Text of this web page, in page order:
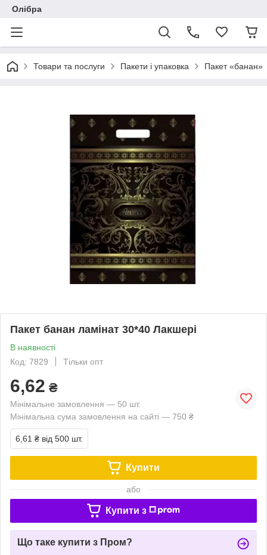
Олібра
Товари та послуги Пакети і упаковка Пакет «банан»
Пакет банан ламінат 30*40 Лакшері
В наявності
Код: 7829
Тільки опт
6,62 ₴
Мінімальне замовлення — 50 шт.
Мінімальна сума замовлення на сайті — 750 ₴
6,61 ₴ від 500 шт.
Купити
або
Купити з
Що таке купити з Пром?